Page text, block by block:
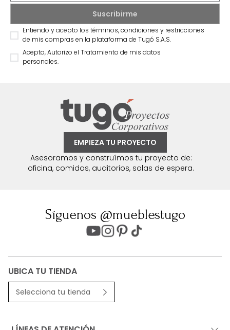
Entiendo y acepto los términos, condiciones y restricciones
de mis compras en la plataforma de Tugó S.A.S.
Acepto, Autorizo el Tratamiento de mis datos
personales.
EMPIEZA TU PROYECTO
Asesoramos y construímos tu proyecto de:
oficina, comidas, auditorios, salas de espera.
Síguenos @mueblestugo
UBICA TU TIENDA
Selecciona tu tienda